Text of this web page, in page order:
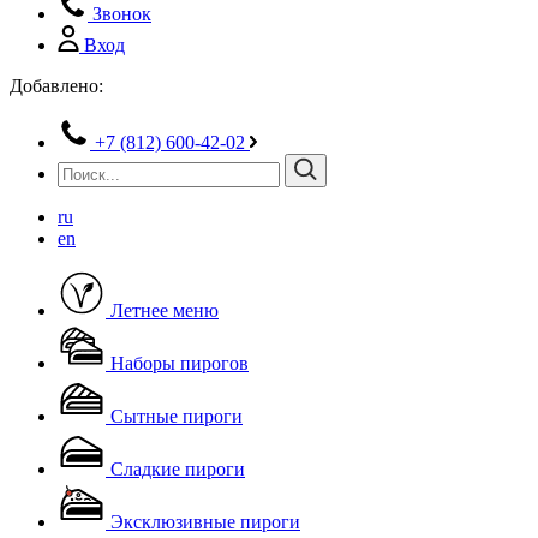
Звонок
Вход
Добавлено:
+7 (812) 600-42-02
ru
en
Летнее меню
Наборы пирогов
Сытные пироги
Сладкие пироги
Эксклюзивные пироги